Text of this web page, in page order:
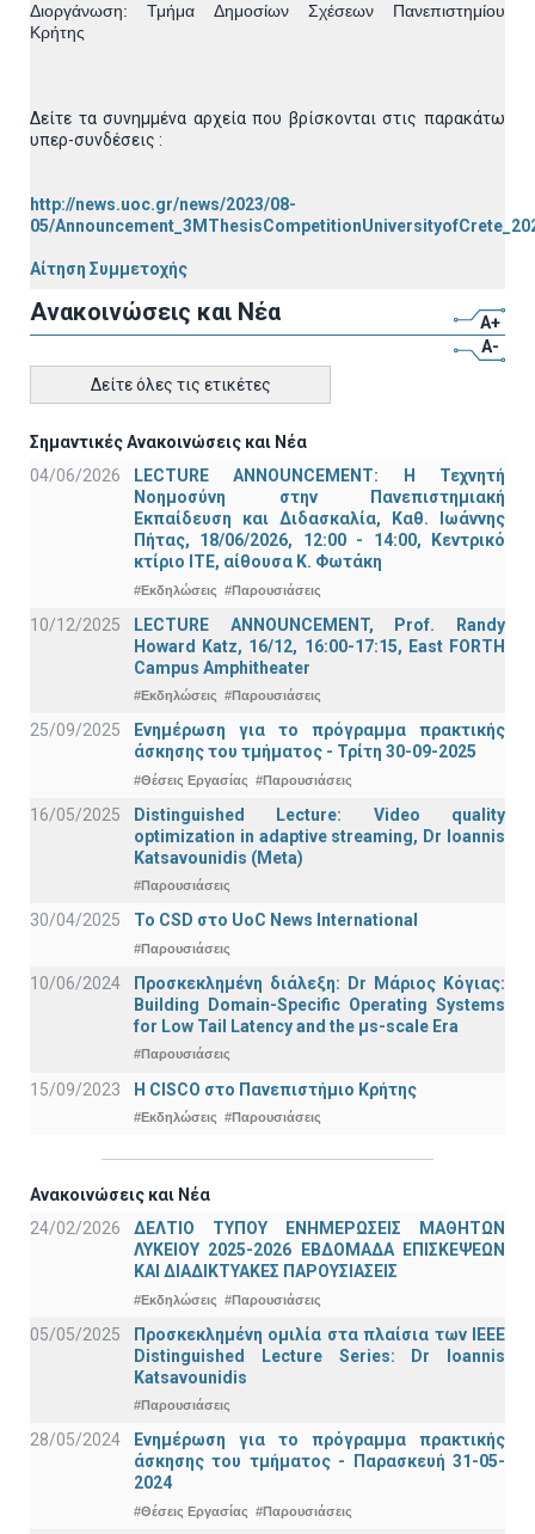
Διοργάνωση:
Τμήμα Δημοσίων Σχέσεων Πανεπιστημίου
Κρήτης
Δείτε τα συνημμένα αρχεία που βρίσκονται στις παρακάτω
υπερ-συνδέσεις :
http://news.uoc.gr/news/2023/08-
05/
Αίτηση Συμμετοχής
Ανακοινώσεις και Νέα
A+
A-
Δείτε όλες τις ετικέτες
Σημαντικές Ανακοινώσεις και Νέα
04/06/2026
LECTURE ANNOUNCEMENT: Η Τεχνητή
Νοημοσύνη στην Πανεπιστημιακή
Εκπαίδευση και Διδασκαλία, Καθ. Ιωάννης
Πήτας, 18/06/2026, 12:00 - 14:00, Κεντρικό
κτίριο ΙΤΕ, αίθουσα Κ. Φωτάκη
#Εκδηλώσεις #Παρουσιάσεις
10/12/2025
LECTURE ANNOUNCEMENT, Prof. Randy
Howard Katz, 16/12, 16:00-17:15, East FORTH
Campus Amphitheater
#Εκδηλώσεις #Παρουσιάσεις
25/09/2025
Ενημέρωση για το πρόγραμμα πρακτικής
άσκησης του τμήματος - Τρίτη 30-09-2025
#Θέσεις Εργασίας #Παρουσιάσεις
16/05/2025
Distinguished Lecture: Video quality
optimization in adaptive streaming, Dr Ioannis
Katsavounidis (Meta)
#Παρουσιάσεις
30/04/2025 To CSD στο UoC News International
#Παρουσιάσεις
10/06/2024
Προσκεκλημένη διάλεξη: Dr Μάριος Κόγιας:
Building Domain-Specific Operating Systems
for Low Tail Latency and the μs-scale Era
#Παρουσιάσεις
15/09/2023 Η CISCO στο Πανεπιστήμιο Κρήτης
#Εκδηλώσεις #Παρουσιάσεις
Ανακοινώσεις και Νέα
24/02/2026
ΔΕΛΤΙΟ ΤΥΠΟΥ ΕΝΗΜΕΡΩΣΕΙΣ ΜΑΘΗΤΩΝ
ΛΥΚΕΙΟΥ 2025-2026 ΕΒΔΟΜΑΔΑ ΕΠΙΣΚΕΨΕΩΝ
ΚΑΙ ΔΙΑΔΙΚΤΥΑΚΕΣ ΠΑΡΟΥΣΙΑΣΕΙΣ
#Εκδηλώσεις #Παρουσιάσεις
05/05/2025
Προσκεκλημένη ομιλία στα πλαίσια των IEEE
Distinguished Lecture Series: Dr Ioannis
Katsavounidis
#Παρουσιάσεις
28/05/2024
Ενημέρωση για το πρόγραμμα πρακτικής
άσκησης του τμήματος - Παρασκευή 31-05-
2024
#Θέσεις Εργασίας #Παρουσιάσεις